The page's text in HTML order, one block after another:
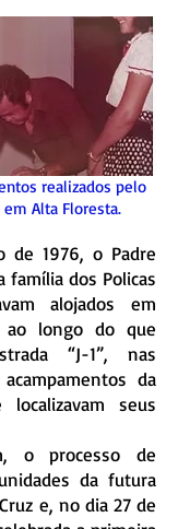
realizados pelo
em Alta Floresta.
de 1976, o Padre
família dos Policas
alojados em
ao longo do que
“J-1”, nas
da
localizavam seus
o processo de
da futura
e, no dia 27 de